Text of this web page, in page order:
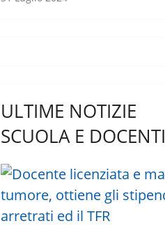
ULTIME NOTIZIE
SCUOLA E DOCENTI